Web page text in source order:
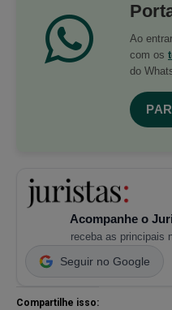
Ao
com os
do
Acompanhe o
receba as principais
Seguir no Google
Compartilhe isso: